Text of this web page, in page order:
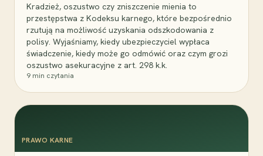
Kradzież, oszustwo czy zniszczenie mienia to
przestępstwa z Kodeksu karnego, które bezpośrednio
rzutują na możliwość uzyskania odszkodowania z
polisy. Wyjaśniamy, kiedy ubezpieczyciel wypłaca
świadczenie, kiedy może go odmówić oraz czym grozi
oszustwo asekuracyjne z art. 298 k.k.
9 min czytania
PRAWO KARNE